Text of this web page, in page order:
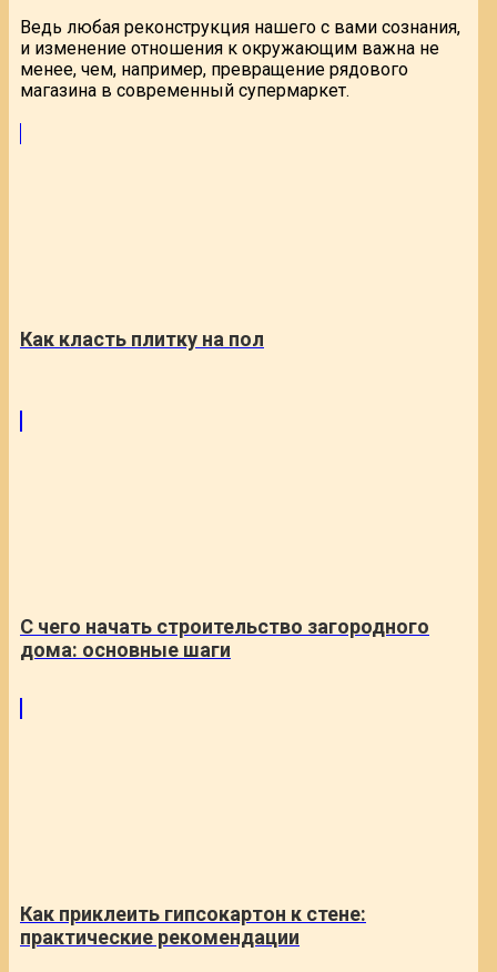
Ведь любая реконструкция нашего с вами сознания,
и изменение отношения к окружающим важна не
менее, чем, например, превращение рядового
магазина в современный супермаркет.
Как класть плитку на пол
С чего начать строительство загородного
дома: основные шаги
Как приклеить гипсокартон к стене:
практические рекомендации